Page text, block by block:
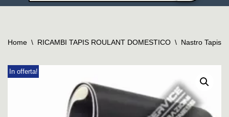
Home \ RICAMBI TAPIS ROULANT DOMESTICO \ Nastro Tapis
In offerta!